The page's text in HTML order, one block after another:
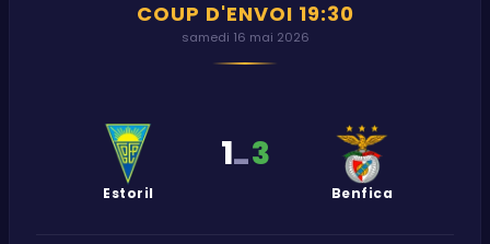
COUP D'ENVOI 19:30
samedi 16 mai 2026
Estoril
1-3
Benfica